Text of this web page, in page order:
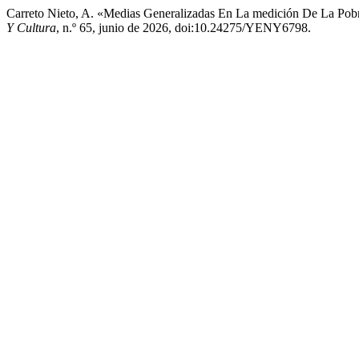
Carreto Nieto, A. «Medias Generalizadas En La medición De La
Y Cultura, n.º 65, junio de 2026, doi:10.24275/YENY6798.